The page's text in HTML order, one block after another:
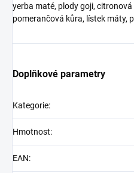
yerba maté, plody goji,
pomerančová kůra, lístek máty,
Doplňkové parametry
Kategorie:
Hmotnost:
EAN: